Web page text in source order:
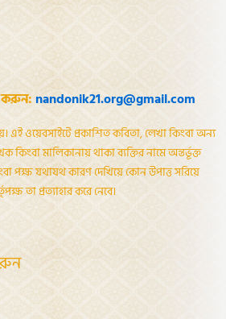
করুন: nandonik21.org@gmail.com
এই ওয়েবসাইটে প্রকাশিত কবিতা, লেখা কিংবা অন্য
কিংবা মালিকানায় থাকা ব্যক্তির নামে অন্তর্ভূক্ত
পক্ষ যথাযথ কারণ দেখিয়ে কোন উপাত্ত সরিয়ে
তা প্রত্যাহার করে নেবে।